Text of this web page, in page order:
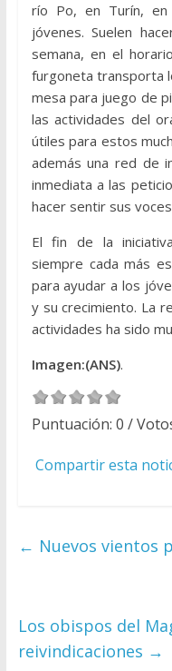
río Po, en Turín,
jóvenes. Suelen
semana, en el
furgoneta transporta
mesa para juego de
las actividades del
útiles para estos
además una red de
inmediata a las
hacer sentir sus
El fin de la
siempre cada más
para ayudar a los
y su crecimiento. La
actividades ha sido
Imagen:(ANS).
Puntuación: 0 /
Compartir esta
← Nuevos vientos
Los obispos del
reivindicaciones →